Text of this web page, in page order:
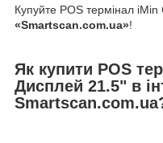
Купуйте POS термінал
«Smartscan.com.ua»!
Як купити POS
Дисплей 21.5" в